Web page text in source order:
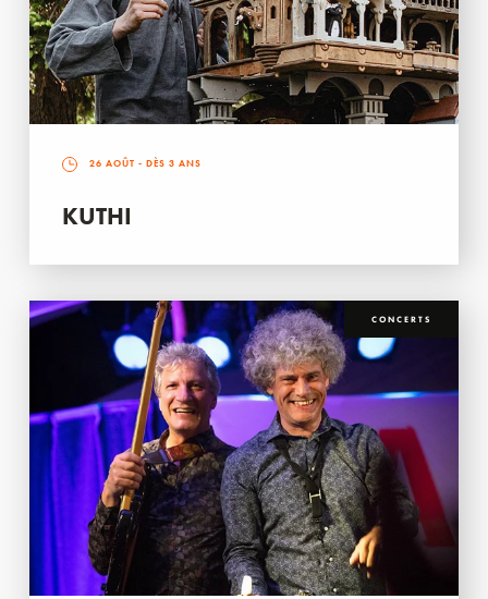
26 AOÛT - DÈS 3 ANS
KUTHI
CONCERTS